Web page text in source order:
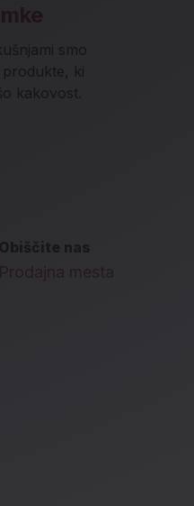
smo
ki
kakovost.
Obiščite nas
Prodajna mesta